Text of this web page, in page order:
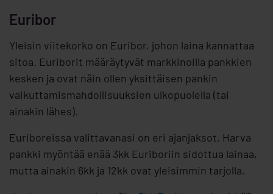
Euribor
Yleisin viitekorko on Euribor, johon laina kannattaa
sitoa. Euriborit määräytyvät markkinoilla pankkien
kesken ja ovat näin ollen yksittäisen pankin
vaikuttamismahdollisuuksien ulkopuolella (tai
ainakin lähes).
Euriboreissa valittavanasi on eri ajanjaksot. Harva
pankki myöntää enää 3kk Euriboriin sidottua lainaa,
mutta ainakin 6kk ja 12kk ovat yleisimmin tarjolla.